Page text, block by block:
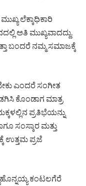
ಲೆಕ್ಕಾಧಿಕಾರಿ
ಅತಿ ಮುಖ್ಯವಾದದ್ದು.
ಬಂದರೆ ನಮ್ಮ ಸಮಾಜಕ್ಕೆ
ಎಂದರೆ ಸಂಗೀತ
ಕೊಂಡಾಗ ಮಾತ್ರ
ಪ್ರತಿಭೆಯನ್ನು
ಸಂಸ್ಕಾರ ಮತ್ತು
ಉತ್ತಮ ಪ್ರಜೆ
ಕಂಟಲಗೆರೆ